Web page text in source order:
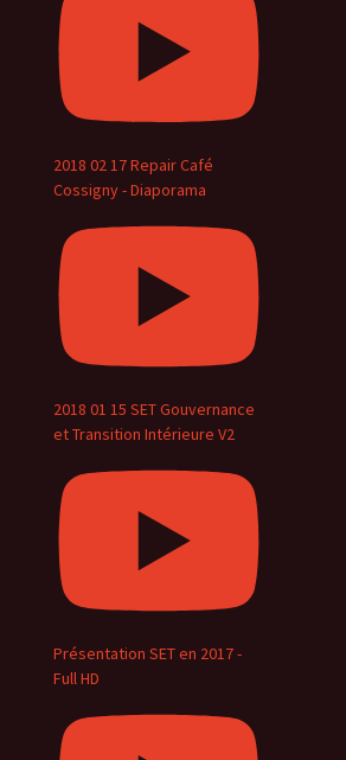
2018 02 17 Repair Café
Cossigny - Diaporama
2018 01 15 SET Gouvernance
et Transition Intérieure V2
Présentation SET en 2017 -
Full HD